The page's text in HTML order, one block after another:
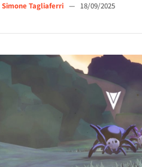
Simone Tagliaferri — 18/09/2025